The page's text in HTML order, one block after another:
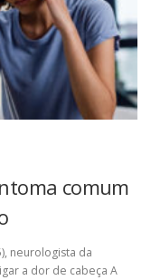
comum
neurologista da
a dor de cabeça A